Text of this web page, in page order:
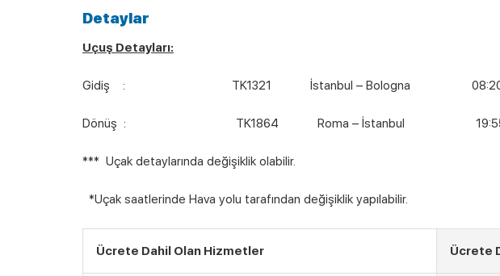
Detaylar
Uçuş Detayları:
Gidiş : TK1321 İstanbul – Bologna 08:20 –
Dönüş : TK1864 Roma – İstanbul 19:55 –
*** Uçak detaylarında değişiklik olabilir.
*Uçak saatlerinde Hava yolu tarafından değişiklik yapılabilir.
Ücrete Dahil Olan Hizmetler Ücrete